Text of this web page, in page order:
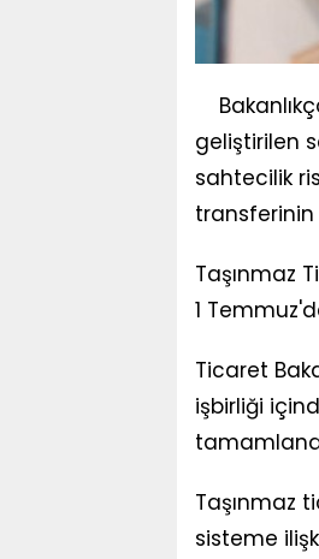
geliştirilen
sahtecilik
Taşınmaz
1
Ticaret
işbirliği
Taşınmaz
sisteme